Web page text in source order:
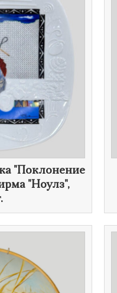
"Поклонение
"Ноулз",